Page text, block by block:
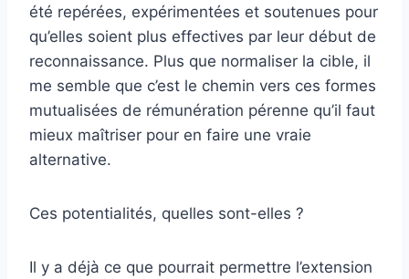
été repérées, expérimentées et soutenues pour
qu’elles soient plus effectives par leur début de
reconnaissance. Plus que normaliser la cible, il
me semble que c’est le chemin vers ces formes
mutualisées de rémunération pérenne qu’il faut
mieux maîtriser pour en faire une vraie
alternative.
Ces potentialités, quelles sont-elles ?
Il y a déjà ce que pourrait permettre l’extension